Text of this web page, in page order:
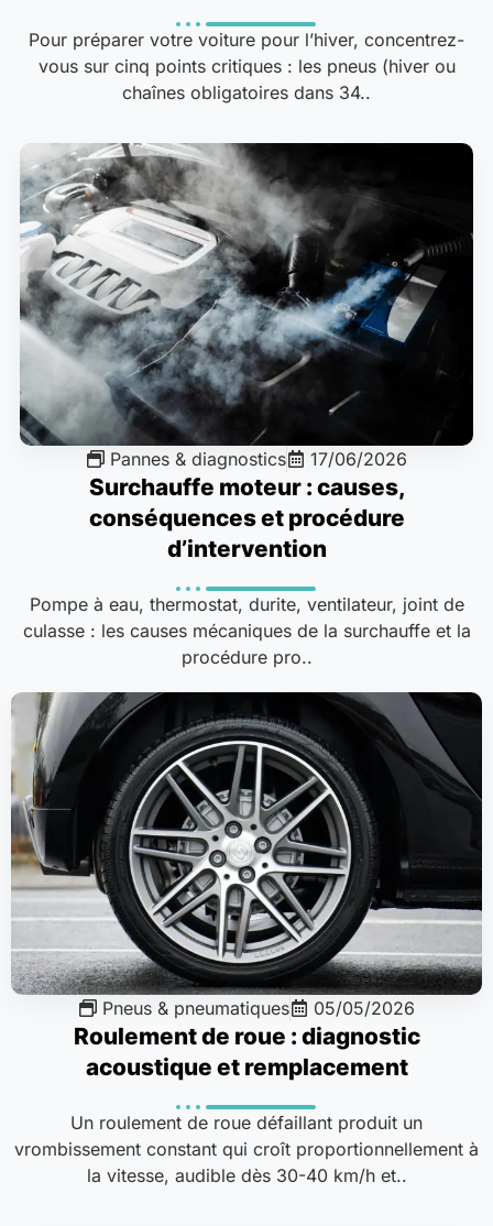
Pour préparer votre voiture pour l’hiver, concentrez-
vous sur cinq points critiques : les pneus (hiver ou
chaînes obligatoires dans 34..
Pannes & diagnostics 17/06/2026
Surchauffe moteur : causes,
conséquences et procédure
d’intervention
Pompe à eau, thermostat, durite, ventilateur, joint de
culasse : les causes mécaniques de la surchauffe et la
procédure pro..
Pneus & pneumatiques 05/05/2026
Roulement de roue : diagnostic
acoustique et remplacement
Un roulement de roue défaillant produit un
vrombissement constant qui croît proportionnellement à
la vitesse, audible dès 30-40 km/h et..